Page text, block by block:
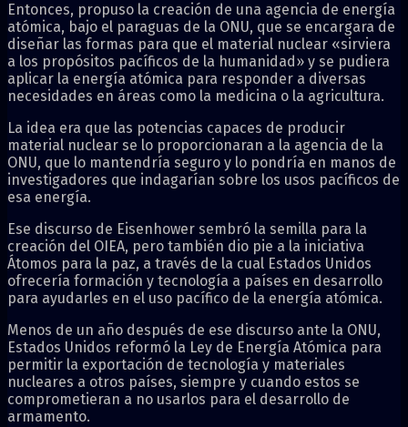
Entonces, propuso la creación de una agencia de energía
atómica, bajo el paraguas de la ONU, que se encargara de
diseñar las formas para que el material nuclear «sirviera
a los propósitos pacíficos de la humanidad» y se pudiera
aplicar la energía atómica para responder a diversas
necesidades en áreas como la medicina o la agricultura.
La idea era que las potencias capaces de producir
material nuclear se lo proporcionaran a la agencia de la
ONU, que lo mantendría seguro y lo pondría en manos de
investigadores que indagarían sobre los usos pacíficos de
esa energía.
Ese discurso de Eisenhower sembró la semilla para la
creación del OIEA, pero también dio pie a la iniciativa
Átomos para la paz, a través de la cual Estados Unidos
ofrecería formación y tecnología a países en desarrollo
para ayudarles en el uso pacífico de la energía atómica.
Menos de un año después de ese discurso ante la ONU,
Estados Unidos reformó la Ley de Energía Atómica para
permitir la exportación de tecnología y materiales
nucleares a otros países, siempre y cuando estos se
comprometieran a no usarlos para el desarrollo de
armamento.